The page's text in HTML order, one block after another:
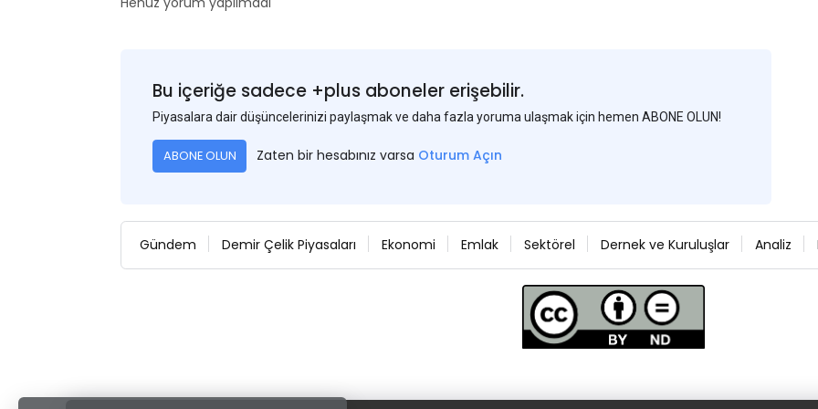
Bu içeriğe sadece +plus aboneler erişebilir.
Piyasalara dair düşüncelerinizi paylaşmak ve daha fazla yoruma ulaşmak için hemen ABONE OLUN!
ABONE OLUN Zaten bir hesabınız varsa Oturum Açın
Gündem Demir Çelik Piyasaları Ekonomi Emlak Sektörel Dernek ve Kuruluşlar Analiz